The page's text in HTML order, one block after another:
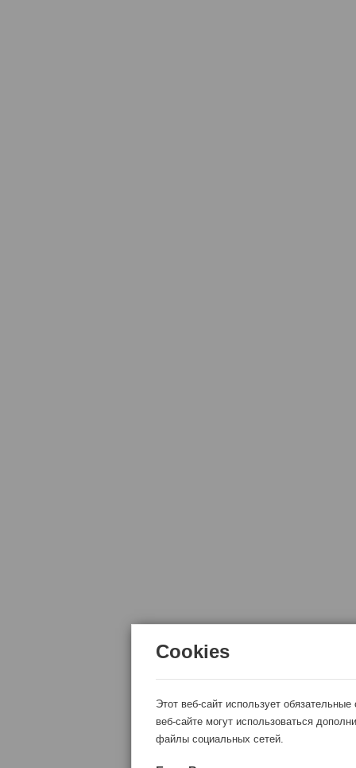
Cookies
Этот веб-сайт использует
веб-сайте могут использоваться
файлы социальных сетей.